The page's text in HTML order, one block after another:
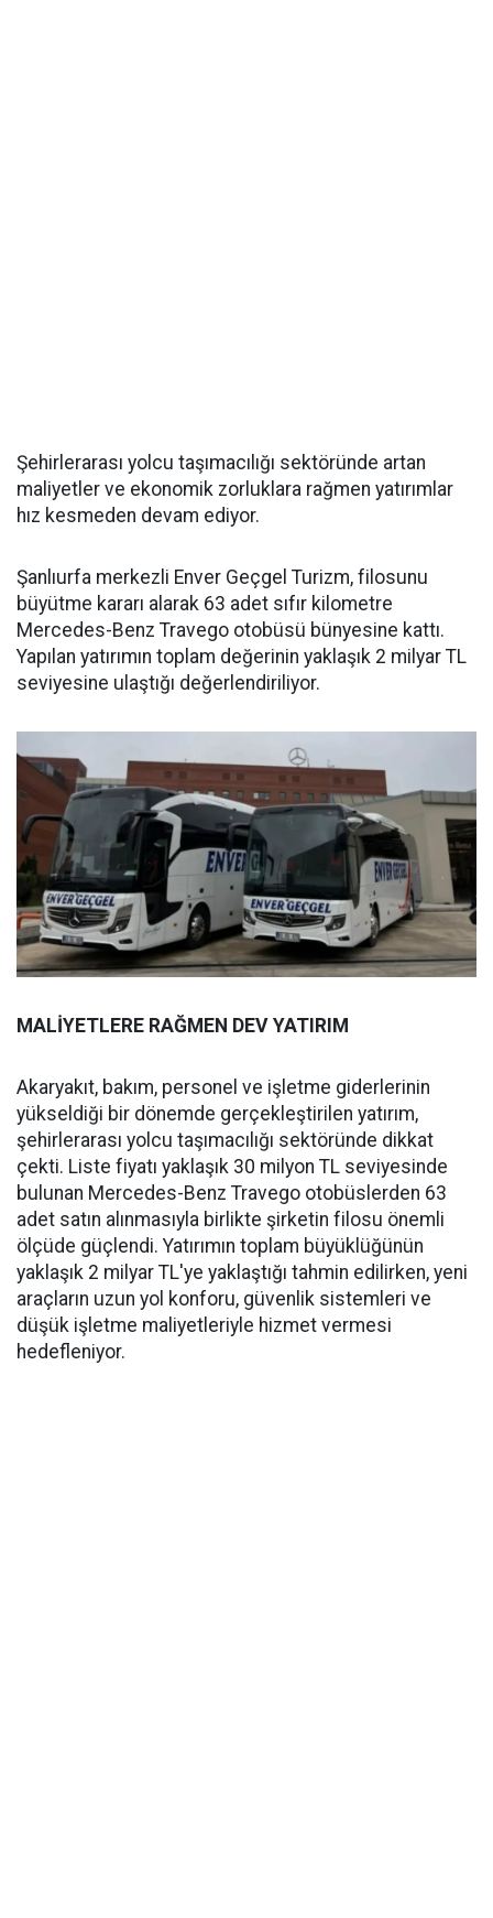
Şehirlerarası yolcu taşımacılığı sektöründe artan
maliyetler ve ekonomik zorluklara rağmen yatırımlar
hız kesmeden devam ediyor.
Şanlıurfa merkezli Enver Geçgel Turizm, filosunu
büyütme kararı alarak 63 adet sıfır kilometre
Mercedes-Benz Travego otobüsü bünyesine kattı.
Yapılan yatırımın toplam değerinin yaklaşık 2 milyar TL
seviyesine ulaştığı değerlendiriliyor.
MALİYETLERE RAĞMEN DEV YATIRIM
Akaryakıt, bakım, personel ve işletme giderlerinin
yükseldiği bir dönemde gerçekleştirilen yatırım,
şehirlerarası yolcu taşımacılığı sektöründe dikkat
çekti. Liste fiyatı yaklaşık 30 milyon TL seviyesinde
bulunan Mercedes-Benz Travego otobüslerden 63
adet satın alınmasıyla birlikte şirketin filosu önemli
ölçüde güçlendi. Yatırımın toplam büyüklüğünün
yaklaşık 2 milyar TL'ye yaklaştığı tahmin edilirken, yeni
araçların uzun yol konforu, güvenlik sistemleri ve
düşük işletme maliyetleriyle hizmet vermesi
hedefleniyor.